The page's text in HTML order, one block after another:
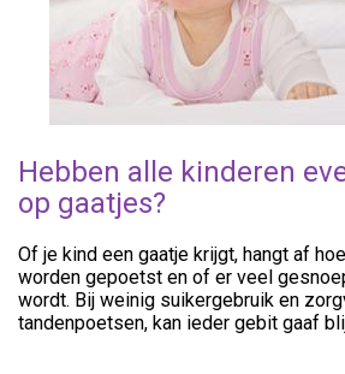
Hebben alle kinderen
op gaatjes?
Of je kind een gaatje krijgt, hangt af
worden gepoetst en of er veel
wordt. Bij weinig suikergebruik en
tandenpoetsen, kan ieder gebit gaaf